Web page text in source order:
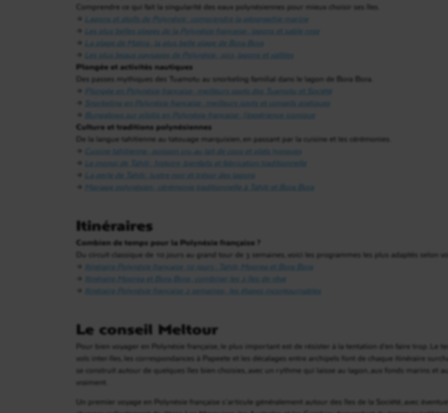
Comprendre ce qui fait la singularité des eaux polynésiennes pour mieux choisir ses îles.
→
Lagons et atolls de Polynésie : comprendre la géographie marine
→
Les plus belles plages de la Polynésie française : lagons et sable rose
→
La plage de Matira : la plus belle plage de Bora Bora
→
Les plus beaux paysages de Polynésie : pics, lagons et vallées
Plongée et activités nautiques
Des passes mythiques des Tuamotu au snorkeling familial dans le lagon de Bora Bora.
→
Plongée en Polynésie française : meilleurs spots des Tuamotu et Société
→
Snorkeling en Polynésie française : meilleurs spots et conseils pratiques
→
Bungalows sur pilotis en Polynésie française : l’expérience iconique
Culture et traditions polynésiennes
De la langue tahitienne au tatouage marquisien, en passant par la cuisine et les cérémonies.
→
Cuisine tahitienne : poisson cru au lait de coco et plats typiques
→
Le monoï de Tahiti : histoire, bienfaits et fabrication traditionnelle
→
La perle de Tahiti : lustre noir et trésor des lagons
→
Mariage polynésien : cérémonie traditionnelle à Tahiti et Bora Bora
Itinéraires
Combien de temps pour la Polynésie française ?
Du circuit classique de 10 jours au grand tour de 3 semaines, voici les programmes les plus adaptés selon
→
Itinéraire Polynésie française 10 jours : Tahiti, Moorea et Bora Bora
→
Itinéraire Moorea et Bora Bora : combiner les 2 îles de rêve
→
Itinéraire Polynésie française 2 semaines : les étapes incontournables
Le conseil Meltour
Pour bien voyager en Polynésie française, le plus important est de résister à la tentation d’en faire trop. Le
vols inter-îles, les correspondances à Papeete et les décalages entre archipels font de chaque itinéraire
se construit autour de quelques îles bien choisies, avec un rythme qui laisse au lagon, aux fonds marins et
vraiment.
Un premier voyage en Polynésie française s’articule généralement autour des îles de la Société, avec